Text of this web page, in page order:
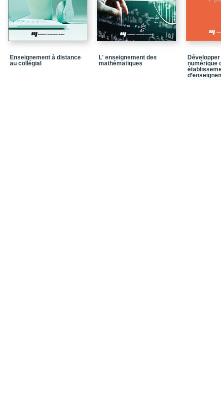
Enseignement à distance
au collégial
L' enseignement des
mathématiques
numérique